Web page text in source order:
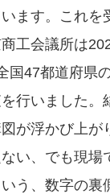
ます。これを
工会議所は
国47都道府県
行いました。
が浮かび上が
い、でも現場
う、数字の裏